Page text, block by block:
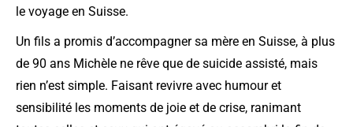
le voyage en Suisse.
Un fils a promis d’accompagner sa mère en Suisse, à plus
de 90 ans Michèle ne rêve que de suicide assisté, mais
rien n’est simple. Faisant revivre avec humour et
sensibilité les moments de joie et de crise, ranimant